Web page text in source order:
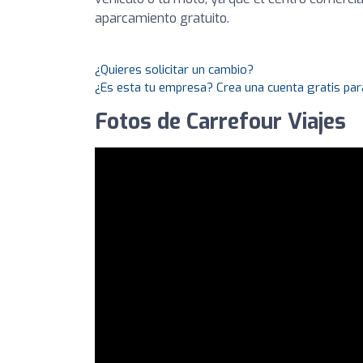
aparcamiento gratuito.
¿Quieres solicitar un cambio?
¿Es esta tu empresa? Crea una cuenta gratis
Fotos de Carrefour Viajes